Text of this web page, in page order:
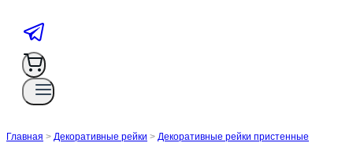
Главная > Декоративные рейки > Декоративные рейки пристенные